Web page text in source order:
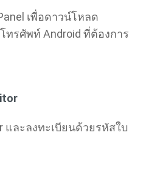
เพื่อดาวน์โหลด
ทรศัพท์ Android ที่ต้องการ
และลงทะเบียนด้วยรหัสใบ